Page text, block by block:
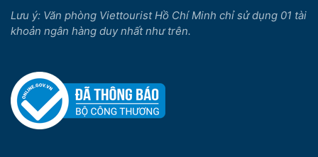
Lưu ý: Văn phòng Viettourist Hồ Chí Minh chỉ sử dụng 01 tài
khoản ngân hàng duy nhất như trên.